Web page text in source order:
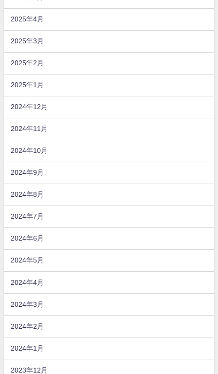
2025年4月
2025年3月
2025年2月
2025年1月
2024年12月
2024年11月
2024年10月
2024年9月
2024年8月
2024年7月
2024年6月
2024年5月
2024年4月
2024年3月
2024年2月
2024年1月
2023年12月